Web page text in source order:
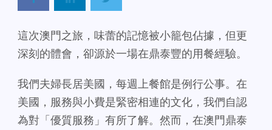
這次澳門之旅，味蕾的記憶被小籠包佔據，但更
深刻的體會，卻源於一場在鼎泰豐的用餐經驗。
我們夫婦長居美國，每週上餐館是例行公事。在
美國，服務與小費是緊密相連的文化，我們自認
為對「優質服務」有所了解。然而，在澳門鼎泰